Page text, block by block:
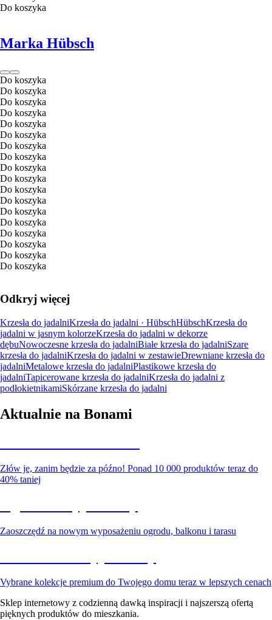
Do koszyka
Marka Hübsch
Do koszyka
Do koszyka
Do koszyka
Do koszyka
Do koszyka
Do koszyka
Do koszyka
Do koszyka
Do koszyka
Do koszyka
Do koszyka
Do koszyka
Do koszyka
Do koszyka
Do koszyka
Do koszyka
Do koszyka
Do koszyka
Odkryj więcej
Krzesła do jadalniKrzesła do jadalni · HübschHübschKrzesła do
jadalni w jasnym kolorzeKrzesła do jadalni w dekorze
dębuNowoczesne krzesła do jadalniBiałe krzesła do jadalniSzare
krzesła do jadalniKrzesła do jadalni w zestawieDrewniane krzesła do
jadalniMetalowe krzesła do jadalniPlastikowe krzesła do
jadalniTapicerowane krzesła do jadalniKrzesła do jadalni z
podłokietnikamiSkórzane krzesła do jadalni
Aktualnie na Bonami
Złów je, zanim będzie za późno! Ponad 10 000 produktów teraz do
40% taniej
Zaoszczędź na nowym wyposażeniu ogrodu, balkonu i tarasu
Vybrane kolekcje premium do Twojego domu teraz w lepszych cenach
Sklep internetowy z codzienną dawką inspiracji i najszerszą ofertą
pięknych produktów do mieszkania.